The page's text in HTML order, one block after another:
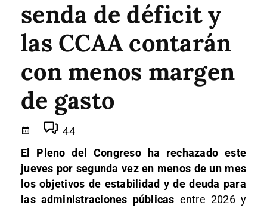
senda de déficit y
las CCAA contarán
con menos margen
de gasto
44
El Pleno del Congreso ha rechazado este
jueves por segunda vez en menos de un mes
los objetivos de estabilidad y de deuda para
las administraciones públicas entre 2026 y